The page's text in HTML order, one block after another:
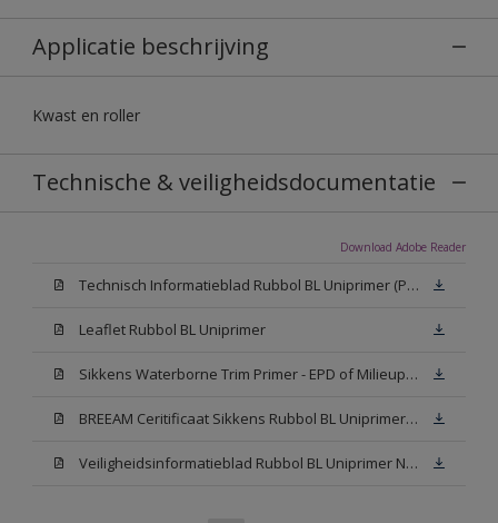
Applicatie beschrijving
Kwast en roller
Technische & veiligheidsdocumentatie
Download Adobe Reader
Technisch Informatieblad Rubbol BL Uniprimer (PDF)
Leaflet Rubbol BL Uniprimer
Sikkens Waterborne Trim Primer - EPD of Milieuproductverklaring
BREEAM Ceritificaat Sikkens Rubbol BL Uniprimer (PDF)
Veiligheidsinformatieblad Rubbol BL Uniprimer N00 (PDF)